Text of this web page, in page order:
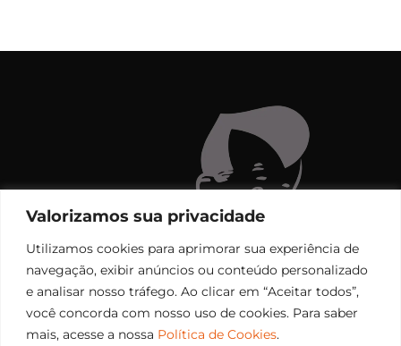
Valorizamos sua privacidade
Utilizamos cookies para aprimorar sua experiência de
navegação, exibir anúncios ou conteúdo personalizado
e analisar nosso tráfego. Ao clicar em “Aceitar todos”,
você concorda com nosso uso de cookies. Para saber
mais, acesse a nossa Política de Cookies.